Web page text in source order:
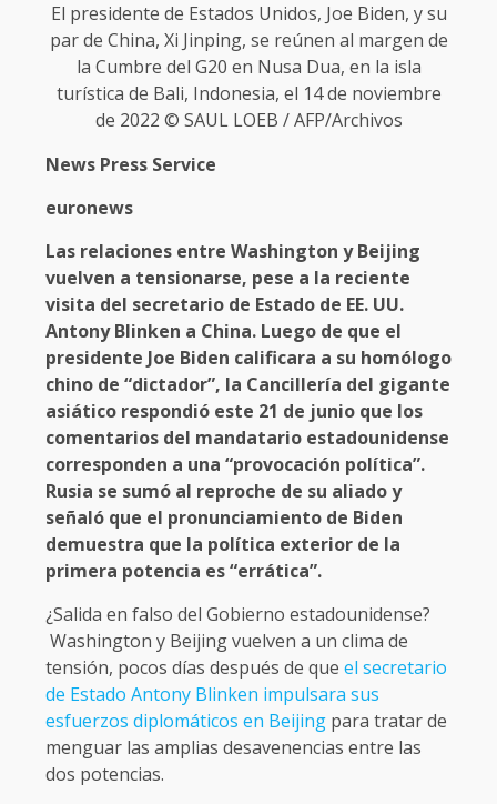
El presidente de Estados Unidos, Joe Biden, y su
par de China, Xi Jinping, se reúnen al margen de
la Cumbre del G20 en Nusa Dua, en la isla
turística de Bali, Indonesia, el 14 de noviembre
de 2022 © SAUL LOEB / AFP/Archivos
News Press Service
euronews
Las relaciones entre Washington y Beijing
vuelven a tensionarse, pese a la reciente
visita del secretario de Estado de EE. UU.
Antony Blinken a China. Luego de que el
presidente Joe Biden calificara a su homólogo
chino de “dictador”, la Cancillería del gigante
asiático respondió este 21 de junio que los
comentarios del mandatario estadounidense
corresponden a una “provocación política”.
Rusia se sumó al reproche de su aliado y
señaló que el pronunciamiento de Biden
demuestra que la política exterior de la
primera potencia es “errática”.
¿Salida en falso del Gobierno estadounidense?
Washington y Beijing vuelven a un clima de
tensión, pocos días después de que el secretario
de Estado Antony Blinken impulsara sus
esfuerzos diplomáticos en Beijing para tratar de
menguar las amplias desavenencias entre las
dos potencias.